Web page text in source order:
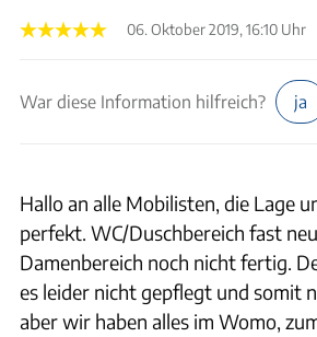
06. Oktober 2019, 16:10 Uhr
War diese Information hilfreich? ja
Hallo an alle Mobilisten, die Lage
perfekt. WC/Duschbereich fast
Damenbereich noch nicht fertig.
es leider nicht gepflegt und somit
aber wir haben alles im Womo,